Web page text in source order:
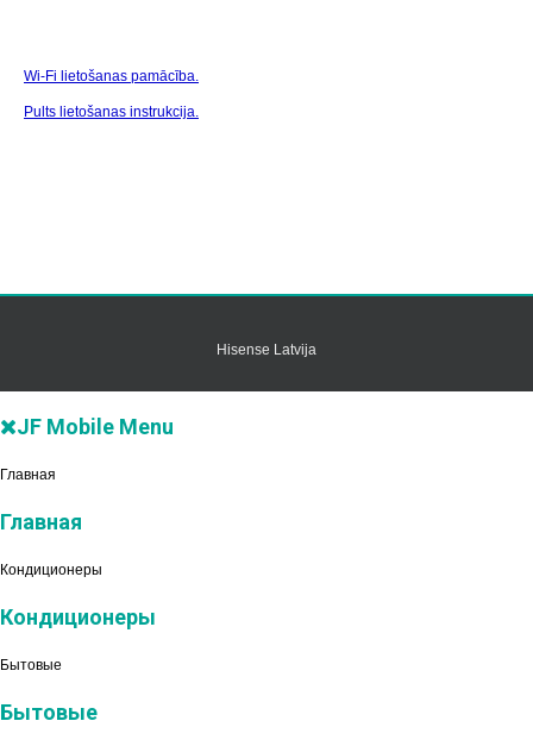
Wi-Fi lietošanas pamācība.
Pults lietošanas instrukcija.
Hisense Latvija
JF Mobile Menu
Главная
Главная
Кондиционеры
Кондиционеры
Бытовые
Бытовые